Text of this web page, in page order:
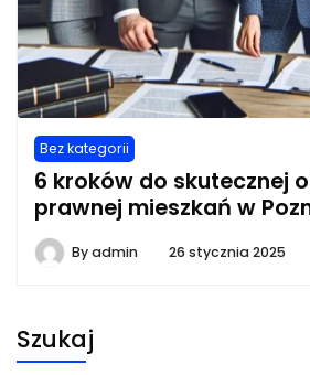
Bez kategorii
6 kroków do skutecznej
prawnej mieszkań w
Byadmin 26 stycznia 2025
Szukaj